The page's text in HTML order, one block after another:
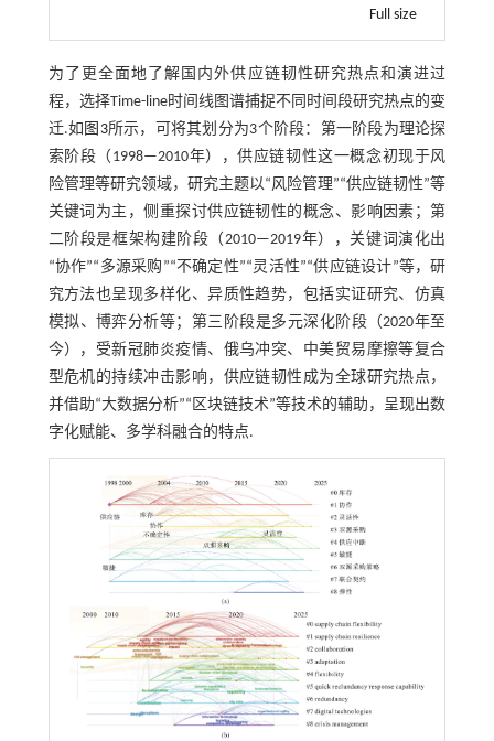
Full size
为了更全面地了解国内外供应链韧性研究热点和演进过
程，选择Time-line时间线图谱捕捉不同时间段研究热点的变
迁.如 图3所示，可将其划分为3个阶段：第一阶段为理论探
索阶段（1998—2010年），供应链韧性这一概念初现于风
险管理等研究领域，研究主题以“风险管理”“供应链韧性”等
关键词为主，侧重探讨供应链韧性的概念、影响因素；第
二阶段是框架构建阶段（2010—2019年），关键词演化出
“协作”“多源采购”“不确定性”“灵活性”“供应链设计”等，研
究方法也呈现多样化、异质性趋势，包括实证研究、仿真
模拟、博弈分析等；第三阶段是多元深化阶段（2020年至
今），受新冠肺炎疫情、俄乌冲突、中美贸易摩擦等复合
型危机的持续冲击影响，供应链韧性成为全球研究热点，
并借助“大数据分析”“区块链技术”等技术的辅助，呈现出数
字化赋能、多学科融合的特点.